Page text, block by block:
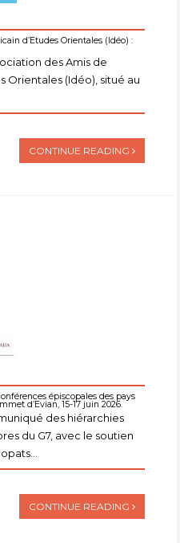
d’Etudes Orientales (Idéo) :
des Amis de
Orientales (Idéo), situé au
CONTINUE READING
épiscopales des pays
d’Evian, 15-17 juin 2026.
des hiérarchies
du G7, avec le soutien
CONTINUE READING